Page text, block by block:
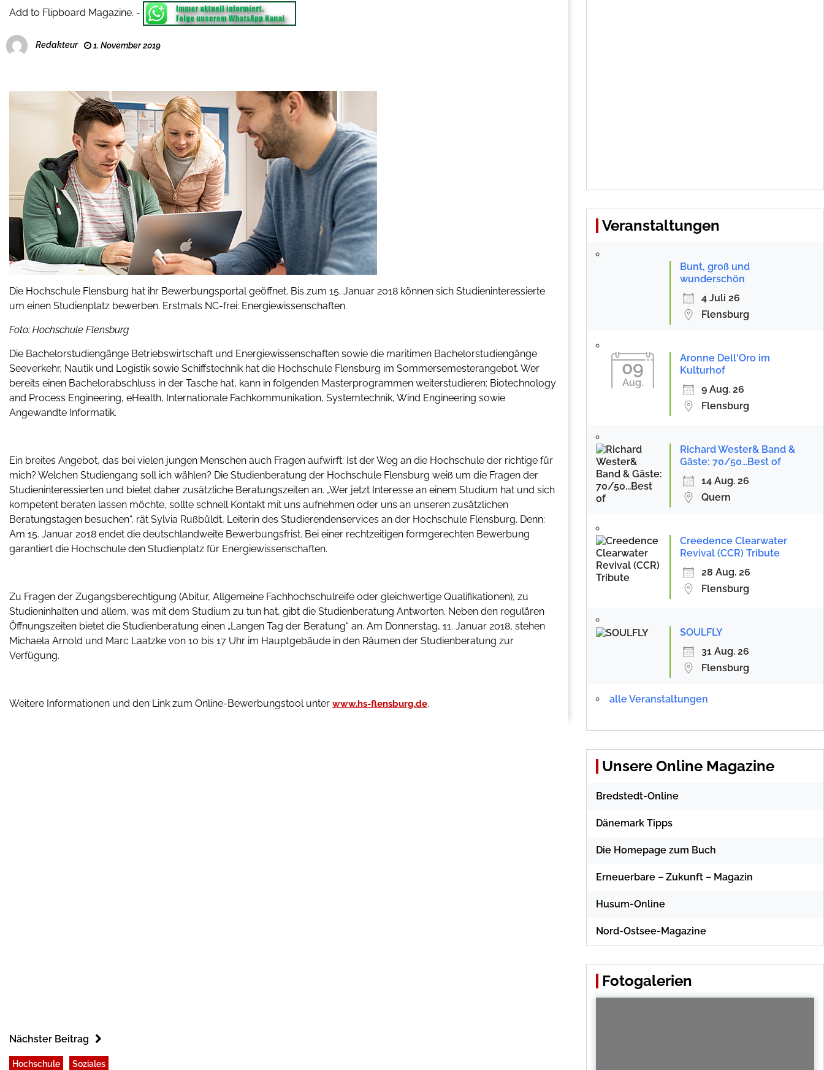
Add to Flipboard Magazine. -
Redakteur 1. November 2019
Die Hochschule Flensburg hat ihr Bewerbungsportal geöffnet. Bis zum 15. Januar 2018 können sich Studieninteressierte
um einen Studienplatz bewerben. Erstmals NC-frei: Energiewissenschaften.
Foto: Hochschule Flensburg
Die Bachelorstudiengänge Betriebswirtschaft und Energiewissenschaften sowie die maritimen Bachelorstudiengänge
Seeverkehr, Nautik und Logistik sowie Schiffstechnik hat die Hochschule Flensburg im Sommersemesterangebot. Wer
bereits einen Bachelorabschluss in der Tasche hat, kann in folgenden Masterprogrammen weiterstudieren: Biotechnology
and Process Engineering, eHealth, Internationale Fachkommunikation, Systemtechnik, Wind Engineering sowie
Angewandte Informatik.
Ein breites Angebot, das bei vielen jungen Menschen auch Fragen aufwirft: Ist der Weg an die Hochschule der richtige für
mich? Welchen Studiengang soll ich wählen? Die Studienberatung der Hochschule Flensburg weiß um die Fragen der
Studieninteressierten und bietet daher zusätzliche Beratungszeiten an. „Wer jetzt Interesse an einem Studium hat und sich
kompetent beraten lassen möchte, sollte schnell Kontakt mit uns aufnehmen oder uns an unseren zusätzlichen
Beratungstagen besuchen“, rät Sylvia Rußbüldt, Leiterin des Studierendenservices an der Hochschule Flensburg. Denn:
Am 15. Januar 2018 endet die deutschlandweite Bewerbungsfrist. Bei einer rechtzeitigen formgerechten Bewerbung
garantiert die Hochschule den Studienplatz für Energiewissenschaften.
Zu Fragen der Zugangsberechtigung (Abitur, Allgemeine Fachhochschulreife oder gleichwertige Qualifikationen), zu
Studieninhalten und allem, was mit dem Studium zu tun hat, gibt die Studienberatung Antworten. Neben den regulären
Öffnungszeiten bietet die Studienberatung einen „Langen Tag der Beratung“ an. Am Donnerstag, 11. Januar 2018, stehen
Michaela Arnold und Marc Laatzke von 10 bis 17 Uhr im Hauptgebäude in den Räumen der Studienberatung zur
Verfügung.
Weitere Informationen und den Link zum Online-Bewerbungstool unter www.hs-flensburg.de.
Nächster Beitrag
Hochschule Soziales
Veranstaltungen
Bunt, groß und
wunderschön
4 Juli 26
Flensburg
09
Aug.
Aronne Dell'Oro im
Kulturhof
9 Aug. 26
Flensburg
Richard Wester& Band &
Gäste: 70/50...Best of
14 Aug. 26
Quern
Creedence Clearwater
Revival (CCR) Tribute
28 Aug. 26
Flensburg
SOULFLY
31 Aug. 26
Flensburg
alle Veranstaltungen
Unsere Online Magazine
Bredstedt-Online
Dänemark Tipps
Die Homepage zum Buch
Erneuerbare – Zukunft – Magazin
Husum-Online
Nord-Ostsee-Magazine
Fotogalerien